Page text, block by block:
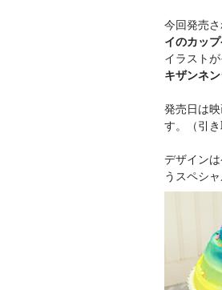
今回発売
イのカッ
イラスト
キザンネ
発売日は
す。（引
デザイン
うスペシ